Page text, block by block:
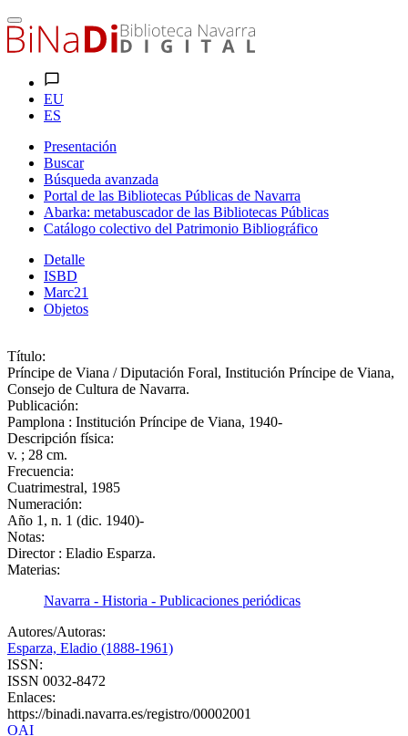
EU
ES
Presentación
Buscar
Búsqueda avanzada
Portal de las Bibliotecas Públicas de Navarra
Abarka: metabuscador de las Bibliotecas Públicas
Catálogo colectivo del Patrimonio Bibliográfico
Detalle
ISBD
Marc21
Objetos
Título:
Príncipe de Viana / Diputación Foral, Institución Príncipe de Viana,
Consejo de Cultura de Navarra.
Publicación:
Pamplona : Institución Príncipe de Viana, 1940-
Descripción física:
v. ; 28 cm.
Frecuencia:
Cuatrimestral, 1985
Numeración:
Año 1, n. 1 (dic. 1940)-
Notas:
Director : Eladio Esparza.
Materias:
Navarra - Historia - Publicaciones periódicas
Autores/Autoras:
Esparza, Eladio (1888-1961)
ISSN:
ISSN 0032-8472
Enlaces:
https://binadi.navarra.es/registro/00002001
OAI